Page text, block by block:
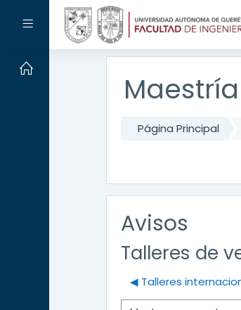
Panel lateral
Salta al contenido principal
Página Principal
Avisos
Talleres de
◀︎ Talleres